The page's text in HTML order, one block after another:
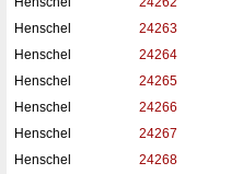
Henschel
24263
Henschel
24264
Henschel
24265
Henschel
24266
Henschel
24267
Henschel
24268